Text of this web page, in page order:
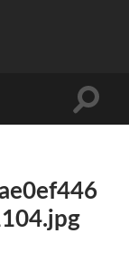
Toggle